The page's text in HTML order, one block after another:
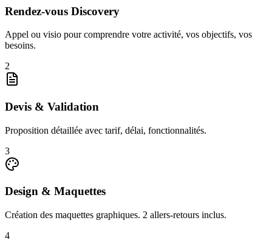
Rendez-vous Discovery
Appel ou visio pour comprendre votre activité, vos objectifs, vos
besoins.
2
Devis & Validation
Proposition détaillée avec tarif, délai, fonctionnalités.
3
Design & Maquettes
Création des maquettes graphiques. 2 allers-retours inclus.
4